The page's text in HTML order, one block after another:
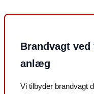
Brandvagt ved
anlæg
Vi tilbyder brandvagt